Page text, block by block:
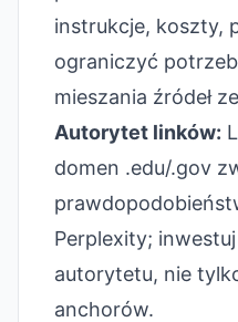
instrukcje, koszty,
ograniczyć
mieszania źródeł
Autorytet linków:
domen .edu/.gov
Perplexity;
autorytetu, nie
anchorów.